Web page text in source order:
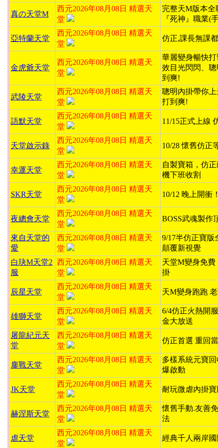
真の天堂M
西元2026年08月08日 精選天
堂
完整天M版本全
『死神』職業(
亞特蘭天堂
西元2026年08月08日 精選天
堂
仿正,課長無課
金虎爺天堂
西元2026年08月08日 精選天
堂
華麗變身暢快
效目光閃閃、
到爽!
武陵天堂
西元2026年08月08日 精選天
堂
聰明內掛帶你
打到爽!
語默天堂
西元2026年08月08日 精選天
堂
11/15正式上線
天堂啟示錄
西元2026年08月08日 精選天
堂
10/28 懷舊仿正
幸運天堂
西元2026年08月08日 精選天
堂
自製寶箱，仿
機下班收割
SKR天堂
西元2026年08月08日 精選天
堂
10/12 晚上開衝
夜總會天堂
西元2026年08月08日 精選天
堂
BOSS武魂製作
來自天堂的
愛
西元2026年08月08日 精選天
堂
9/17半仿正寶版
顛覆新視覺
白玦M天堂2
服
西元2026年08月08日 精選天
堂
天堂M變身免費
掛
辰星天堂
西元2026年08月08日 精選天
堂
天M變身跑跑
雄獅天堂
西元2026年08月08日 精選天
堂
6/4仿正火熱開
金大放送
屠龍紀元天
堂
西元2026年08月08日 精選天
堂
仿正首選 重回
鏖戰天堂
西元2026年08月08日 精選天
堂
多樣系統元寶
爆啟動
JK天堂
西元2026年08月08日 精選天
堂
耐玩微虐內掛
赫涅斯天堂
西元2026年08月08日 精選天
堂
懷舊手動.友善
法
虐天堂
西元2026年08月08日 精選天
堂
經典千人兩岸